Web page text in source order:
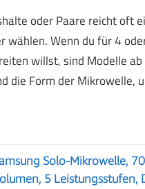
oder Paare reicht oft
wählen. Wenn du für 4
willst, sind Modelle
die Form der Mikrowelle,
Solo-Mikrowelle,
5 Leistungsstufen,